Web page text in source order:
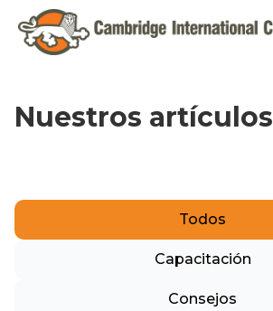
Nuestros artículos
Todos
Capacitación
Consejos